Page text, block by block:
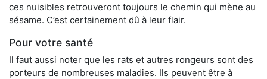
ces nuisibles retrouveront toujours le chemin qui mène au
sésame. C’est certainement dû à leur flair.
Pour votre santé
Il faut aussi noter que les rats et autres rongeurs sont des
porteurs de nombreuses maladies. Ils peuvent être à